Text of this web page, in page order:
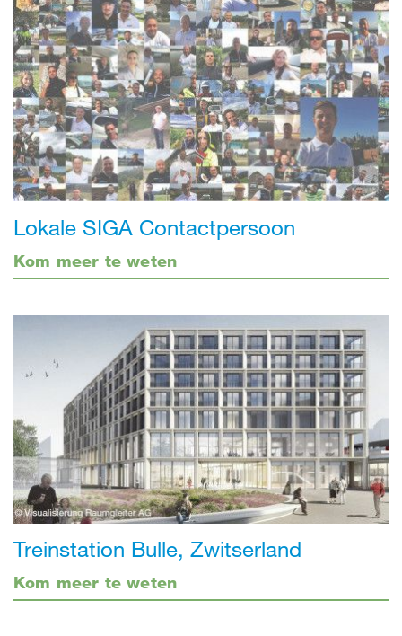
Lokale SIGA Contactpersoon
Kom meer te weten
Treinstation Bulle, Zwitserland
Kom meer te weten